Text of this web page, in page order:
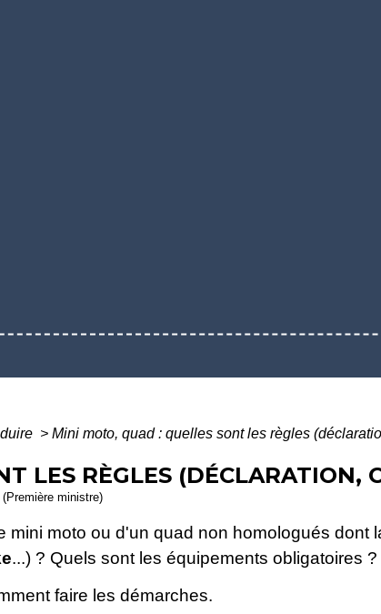
> Mini moto, quad : quelles sont les règles
LES RÈGLES (DÉCLARATION,
ministre)
moto ou d'un quad non homologués dont
...) ? Quels sont les équipements obligatoires
faire les démarches.